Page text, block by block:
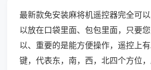
最新款免安装麻将机遥控器完全可
以放在口袋里面、包包里面，只要
以、重要的是能方便操作，遥控上
键，代表东，南，西，北四个方位